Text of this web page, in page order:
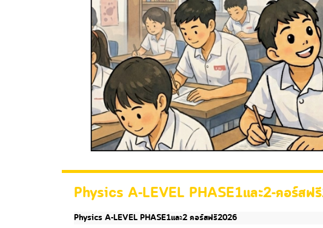
Physics A-LEVEL PHASE1และ2-คอร์สฟ
Physics A-LEVEL PHASE1และ2 คอร์สฟรี2026